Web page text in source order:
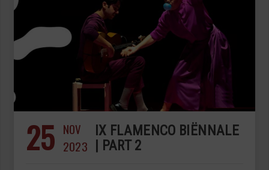
25 NOV
2023
IX FLAMENCO BIËNNALE
| PART 2